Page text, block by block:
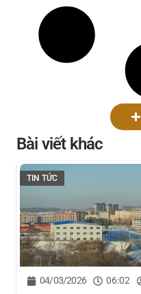
Bài viết khác
TIN TỨC
04/03/2026 06:02